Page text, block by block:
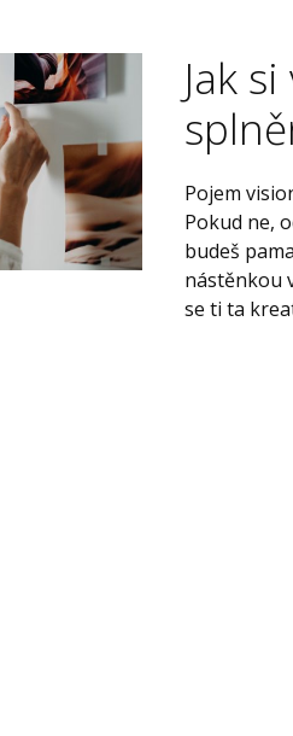
Jak
Pojem
Pokud ne,
budeš
nástěnkou
se ti ta